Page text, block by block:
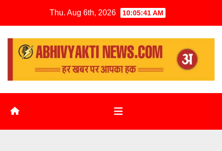
Thu. Aug 6th, 2026 10:05:42 AM